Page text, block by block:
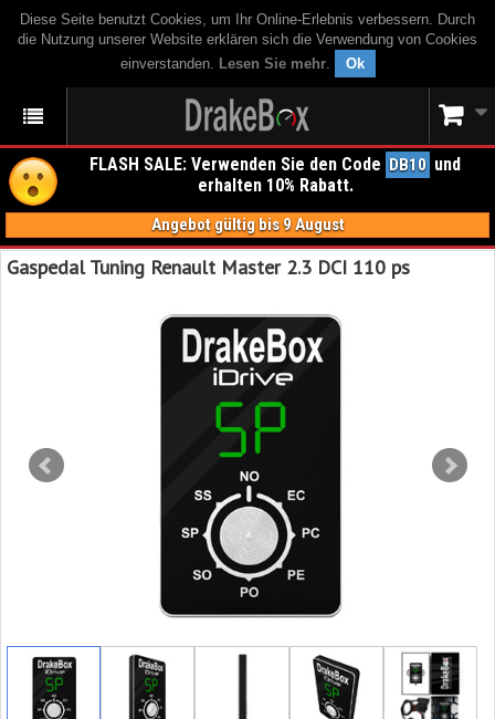
Diese Seite benutzt Cookies, um Ihr Online-Erlebnis verbessern. Durch
die Nutzung unserer Website erklären sich die Verwendung von Cookies
einverstanden. Lesen Sie mehr. Ok
FLASH SALE: Verwenden Sie den Code DB10 und
erhalten 10% Rabatt.
Angebot gültig bis 9 August
Gaspedal Tuning Renault Master 2.3 DCI 110 ps